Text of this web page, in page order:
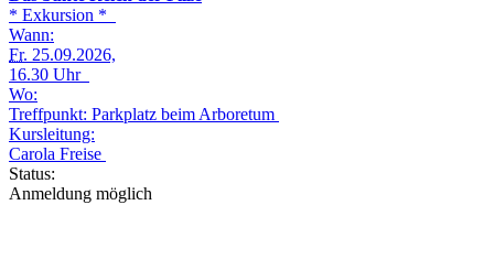
* Exkursion *
Wann:
Fr. 25.09.2026,
16.30 Uhr
Wo:
Treffpunkt: Parkplatz beim Arboretum
Kursleitung:
Carola Freise
Status:
Anmeldung möglich